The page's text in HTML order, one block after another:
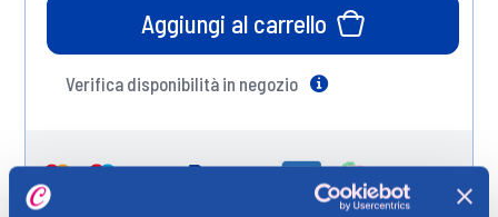
Aggiungi al carrello
Verifica disponibilità in negozio